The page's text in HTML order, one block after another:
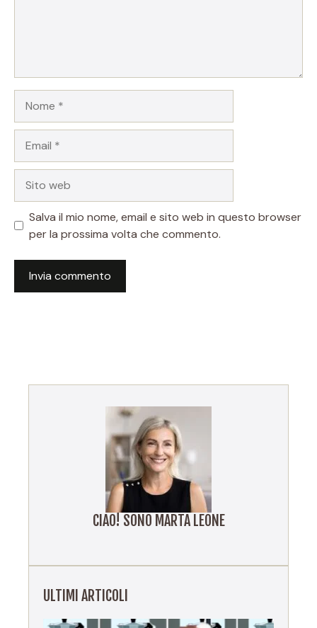
web
Salva il mio nome, email e sito web in questo browser
per la prossima volta che commento.
CIAO! SONO MARTA LEONE
ULTIMI ARTICOLI